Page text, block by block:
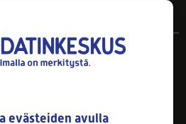
evästeiden avulla